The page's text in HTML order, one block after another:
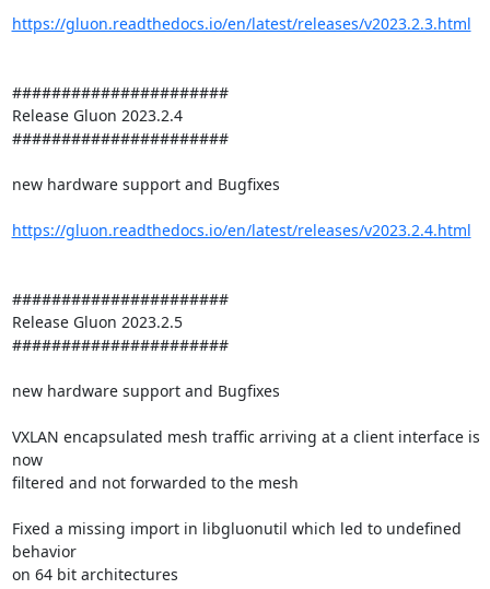
https://gluon.readthedocs.io/en/latest/releases/v2023.2.3.html
######################
Release Gluon 2023.2.4
######################
new hardware support and Bugfixes
https://gluon.readthedocs.io/en/latest/releases/v2023.2.4.html
######################
Release Gluon 2023.2.5
######################
new hardware support and Bugfixes
VXLAN encapsulated mesh traffic arriving at a client interface is
now
filtered and not forwarded to the mesh
Fixed a missing import in libgluonutil which led to undefined
behavior
on 64 bit architectures